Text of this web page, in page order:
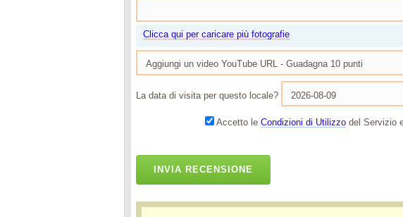
Clicca qui per caricare più fotografie
La data di visita per questo locale?
Accetto le Condizioni di Utilizzodel Servizio
INVIA RECENSIONE